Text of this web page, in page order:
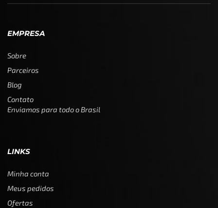
EMPRESA
Sobre
Parceiros
Blog
Contato
Enviamos para todo o Brasil
LINKS
Minha conta
Meus pedidos
Ofertas